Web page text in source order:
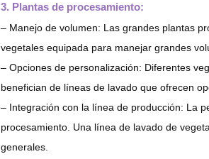
3. Plantas de procesamiento:
– Manejo de volumen: Las grandes plantas
vegetales equipada para manejar grandes
– Opciones de personalización: Diferentes
benefician de líneas de lavado que ofrecen
– Integración con la línea de producción: La
procesamiento. Una línea de lavado de
generales.